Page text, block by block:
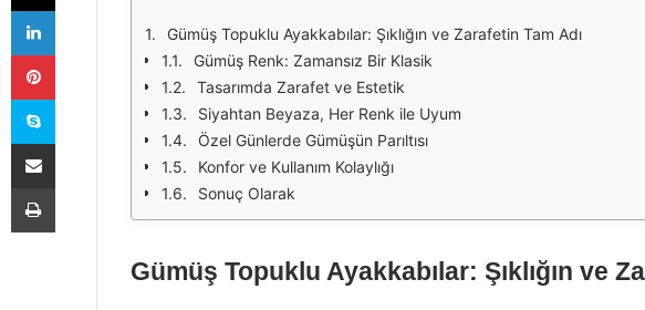
Gümüş Topuklu Ayakkabılar: Şıklığın ve Zarafetin Tam Adı
Gümüş Renk: Zamansız Bir Klasik
Tasarımda Zarafet ve Estetik
Siyahtan Beyaza, Her Renk ile Uyum
Özel Günlerde Gümüşün Parıltısı
Konfor ve Kullanım Kolaylığı
Sonuç Olarak
Gümüş Topuklu Ayakkabılar: Şıklığın ve
LinkedIn
Pinterest
Skype
E-Posta ile paylaş